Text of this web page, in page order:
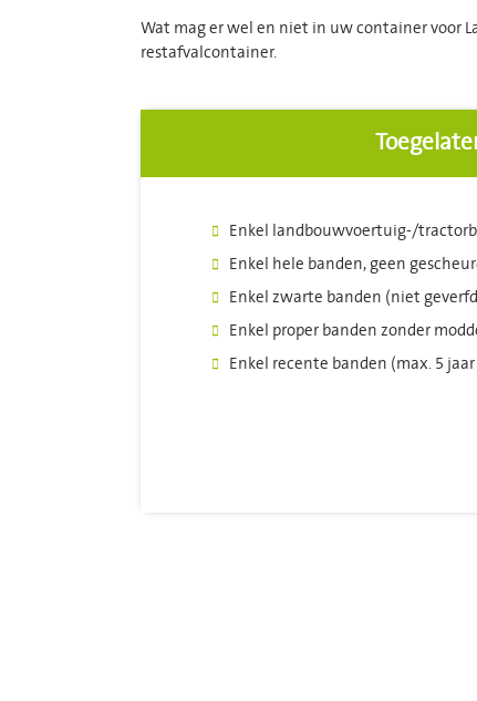
Wat mag er wel en niet in uw container voor
restafvalcontainer.
Enkel landbouwvoertuig-/
Enkel hele banden, geen
Enkel zwarte banden (niet
Enkel proper banden zonder
Enkel recente banden (max. 5